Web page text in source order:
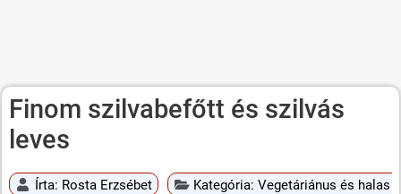
Finom szilvabefőtt és szilvás
leves
Írta: Rosta Erzsébet Kategória:Vegetáriánus és halas